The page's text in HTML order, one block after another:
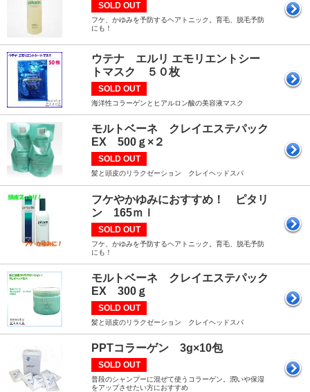
SOLD OUT
フケ、かゆみを予防するヘアトニック。育毛、脱毛予防
にも！
ウテナ エルリ エモリエントシー
トマスク ５０枚
SOLD OUT
海洋性コラーゲンとヒアルロン酸の美容液マスク
モルトベーネ クレイエステパック
EX 500ｇ×２
SOLD OUT
髪と頭皮のリラクゼーション クレイヘッドスパ
フケやかゆみにおすすめ！ ピタリ
ン 165ｍｌ
SOLD OUT
フケ、かゆみを予防するヘアトニック。育毛、脱毛予防
にも！
モルトベーネ クレイエステパック
EX 300ｇ
SOLD OUT
髪と頭皮のリラクゼーション クレイヘッドスパ
PPTコラーゲン 3g×10包
SOLD OUT
普段のシャンプーに混ぜて使うコラーゲン。潤いや保湿
をアップさせたい方におすすめ